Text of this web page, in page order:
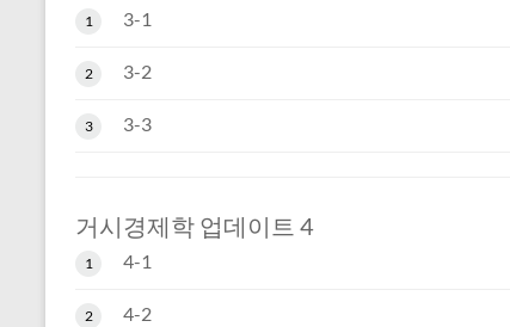
1 3-1
2 3-2
3 3-3
거시경제학 업데이트 4
1 4-1
2 4-2